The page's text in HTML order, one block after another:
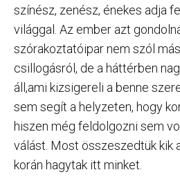
színész, zenész, énekes adja
világgal. Az ember azt
szórakoztatóipar nem szól
csillogásról, de a háttérben
áll,ami kizsigereli a benne
sem segít a helyzeten, hogy
hiszen még feldolgozni sem
válást. Most összeszedtük kik
korán hagytak itt minket.